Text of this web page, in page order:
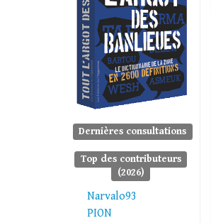
Dernières consultations
Top des contributeurs
(2026)
Narvalo93
PION